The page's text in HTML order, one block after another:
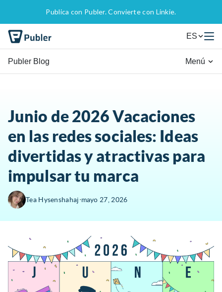
Publica con Publer. Convierte con Linkie.
ES
Publer Blog Menú
Junio de 2026 Vacaciones
en las redes sociales: Ideas
divertidas y atractivas para
impulsar tu marca
Tea Hysenshahaj∙mayo 27, 2026